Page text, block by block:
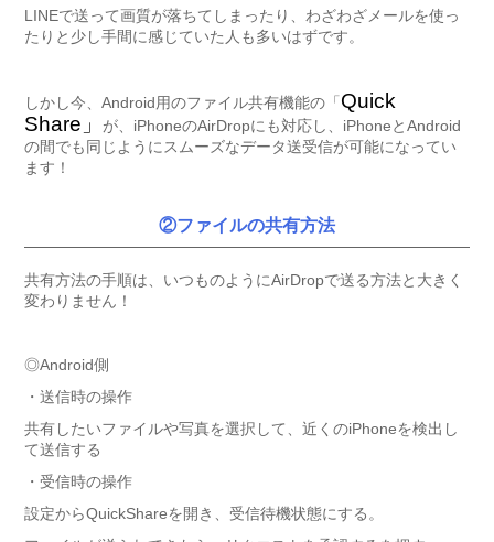
LINEで送って画質が落ちてしまったり、わざわざメールを使っ
たりと少し手間に感じていた人も多いはずです。
しかし今、Android用のファイル共有機能の「 Quick
Share」
が、iPhoneのAirDropにも対応し、iPhoneとAndroid
の間でも同じようにスムーズなデータ送受信が可能になってい
ます！
②ファイルの共有方法
共有方法の手順は、いつものようにAirDropで送る方法と大きく
変わりません！
◎Android側
・送信時の操作
共有したいファイルや写真を選択して、近くのiPhoneを検出し
て送信する
・受信時の操作
設定からQuickShareを開き、受信待機状態にする。